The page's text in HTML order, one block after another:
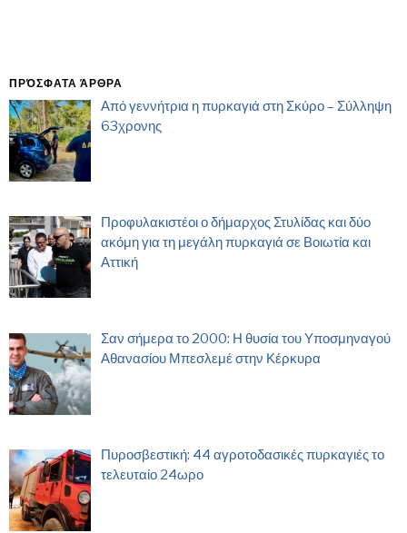
ΠΡΌΣΦΑΤΑ ΆΡΘΡΑ
Από γεννήτρια η πυρκαγιά στη Σκύρο – Σύλληψη
63χρονης
Προφυλακιστέοι ο δήμαρχος Στυλίδας και δύο
ακόμη για τη μεγάλη πυρκαγιά σε Βοιωτία και
Αττική
Σαν σήμερα το 2000: Η θυσία του Υποσμηναγού
Αθανασίου Μπεσλεμέ στην Κέρκυρα
Πυροσβεστική: 44 αγροτοδασικές πυρκαγιές το
τελευταίο 24ωρο